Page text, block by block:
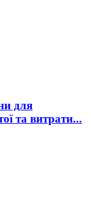
для
та витрати...